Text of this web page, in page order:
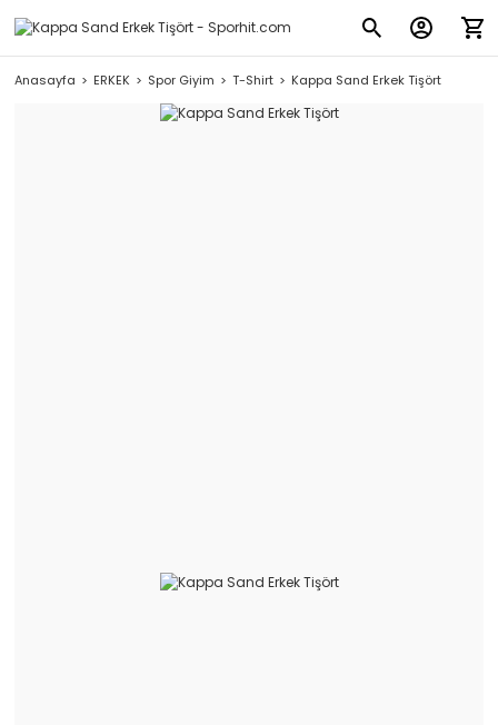
Anasayfa ERKEK Spor Giyim T-Shirt Kappa Sand Erkek Tişört